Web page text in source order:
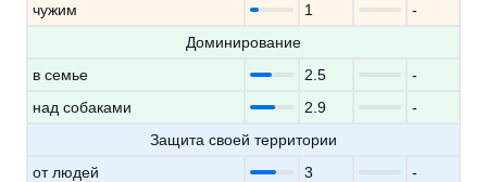
чужим
1
-
Доминирование
в семье
2.5
-
над собаками
2.9
-
Защита своей территории
от людей
3
-